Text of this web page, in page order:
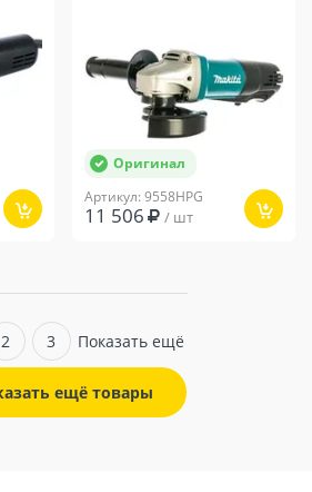
Оригинал
Артикул: 9558HPG
11 506 / шт
2 3 Показать ещё
ещё товары